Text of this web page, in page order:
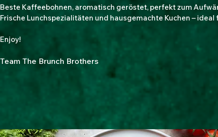
Beste Kaffeebohnen, aromatisch geröstet, perfekt zum
Frische Lunchspezialitäten und hausgemachte Kuchen – ideal
Enjoy!
Team The Brunch Brothers